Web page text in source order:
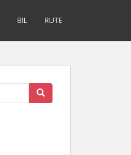
BIL RUTE